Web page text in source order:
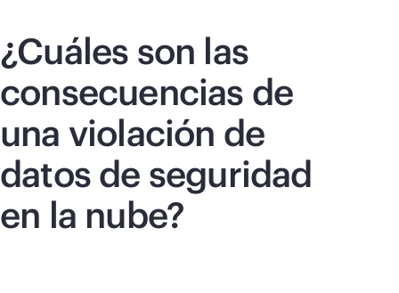
¿Cuáles son las
consecuencias de
una violación de
datos de seguridad
en la nube?